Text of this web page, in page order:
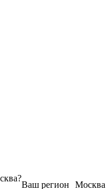
Москва
Ваш регион
?